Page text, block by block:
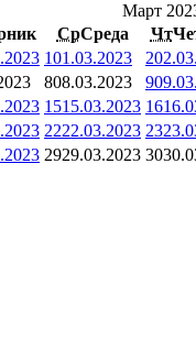
Март
СрСреда Чт
101.03.2023 2
808.03.2023 9
1515.03.2023 16
2222.03.2023 23
2929.03.2023 30